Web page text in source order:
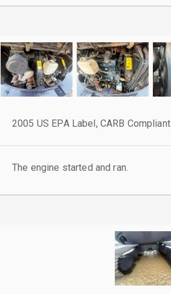
2005 US EPA Label, CARB Compliant
The engine started and ran.